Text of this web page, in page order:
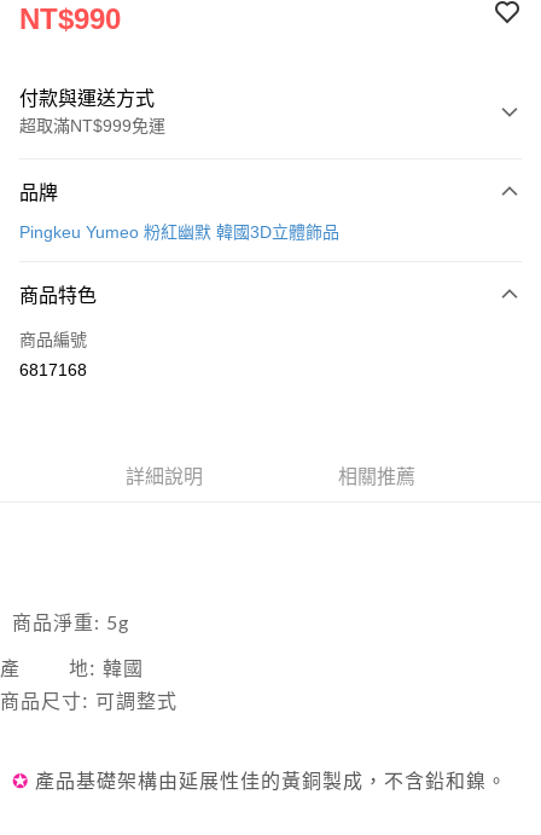
NT$990
付款與運送方式
超取滿NT$999免運
信用卡一次付款
3 期 0 利率 每期
合作金庫商業銀行
上海商業儲蓄銀行
聯邦商業銀行
遠東國際商業銀行
超商取貨付款
LINE Pay
全家取貨付款
付款後全家取貨
付款後萊爾富取貨
品牌
Pingkeu Yumeo 粉紅幽默 韓國3D立體飾品
商品特色
商品編號
6817168
詳細說明 相關推薦
商品淨重: 5g
產 地: 韓國
商品尺寸: 可調整式
✪ 產品基礎架構由延展性佳的黃銅製成，不含鉛和鎳 。